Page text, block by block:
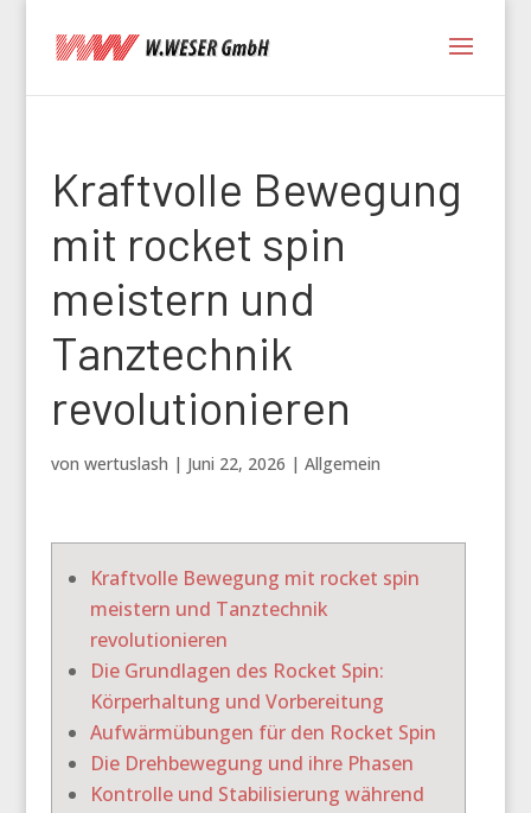
Kraftvolle Bewegung
mit rocket spin
meistern und
Tanztechnik
revolutionieren
von wertuslash | Juni 22, 2026 | Allgemein
Kraftvolle Bewegung mit rocket spin
meistern und Tanztechnik
revolutionieren
Die Grundlagen des Rocket Spin:
Körperhaltung und Vorbereitung
Aufwärmübungen für den Rocket Spin
Die Drehbewegung und ihre Phasen
Kontrolle und Stabilisierung während